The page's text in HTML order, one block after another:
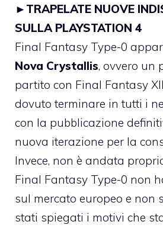
► TRAPELATE NUOVE
SULLA PLAYSTATION 4
Final Fantasy Type-0
Nova Crystallis, ovvero un
partito con Final Fantasy
dovuto terminare in tutti i
con la pubblicazione
nuova iterazione per la
Invece, non è andata
Final Fantasy Type-0 non
sul mercato europeo e non
stati spiegati i motivi che